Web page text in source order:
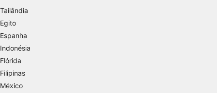
Tailândia
Egito
Espanha
Indonésia
Flórida
Filipinas
México
Usar perfis para selecionar conteúdo
personalizado
Medir o desempenho da publicidade